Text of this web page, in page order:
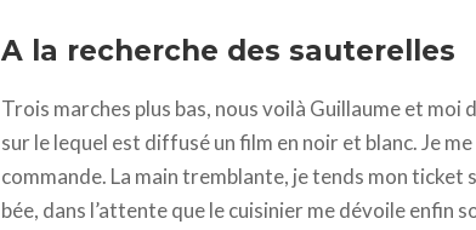
A la recherche des sauterelles
Trois marches plus bas, nous voilà Guillaume et moi
sur le lequel est diffusé un film en noir et blanc. Je
commande. La main tremblante, je tends mon ticket
bée, dans l’attente que le cuisinier me dévoile